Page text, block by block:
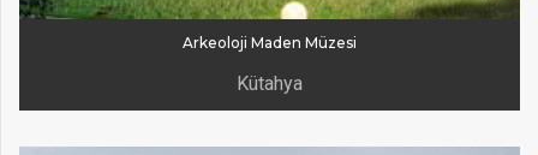
Arkeoloji Maden Müzesi
Kütahya